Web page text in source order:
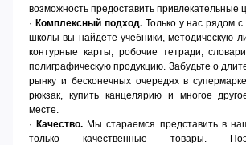
возможность предоставить привлекательные
· Комплексный подход. Только у нас рядом
школы вы найдёте учебники, методическую
контурные карты, робочие тетради,
полиграфическую продукцию. Забудьте о
рынку и бесконечных очередях в
рюкзак, купить канцелярию и многое
месте.
· Качество. Мы стараемся представить в
только качественные товары.